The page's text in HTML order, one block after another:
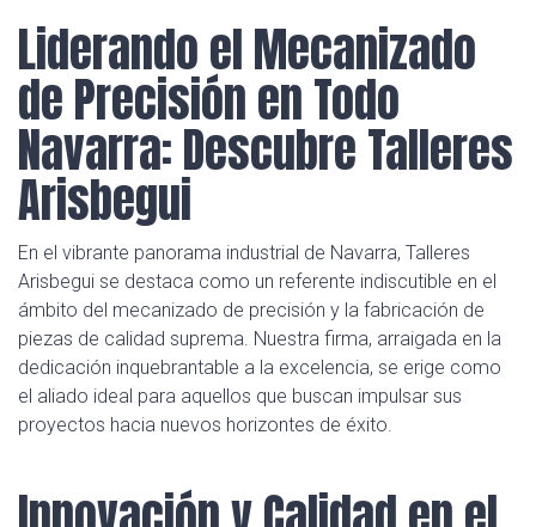
Liderando el Mecanizado
de Precisión en Todo
Navarra: Descubre Talleres
Arisbegui
En el vibrante panorama industrial de Navarra, Talleres
Arisbegui se destaca como un referente indiscutible en el
ámbito del mecanizado de precisión y la fabricación de
piezas de calidad suprema. Nuestra firma, arraigada en la
dedicación inquebrantable a la excelencia, se erige como
el aliado ideal para aquellos que buscan impulsar sus
proyectos hacia nuevos horizontes de éxito.